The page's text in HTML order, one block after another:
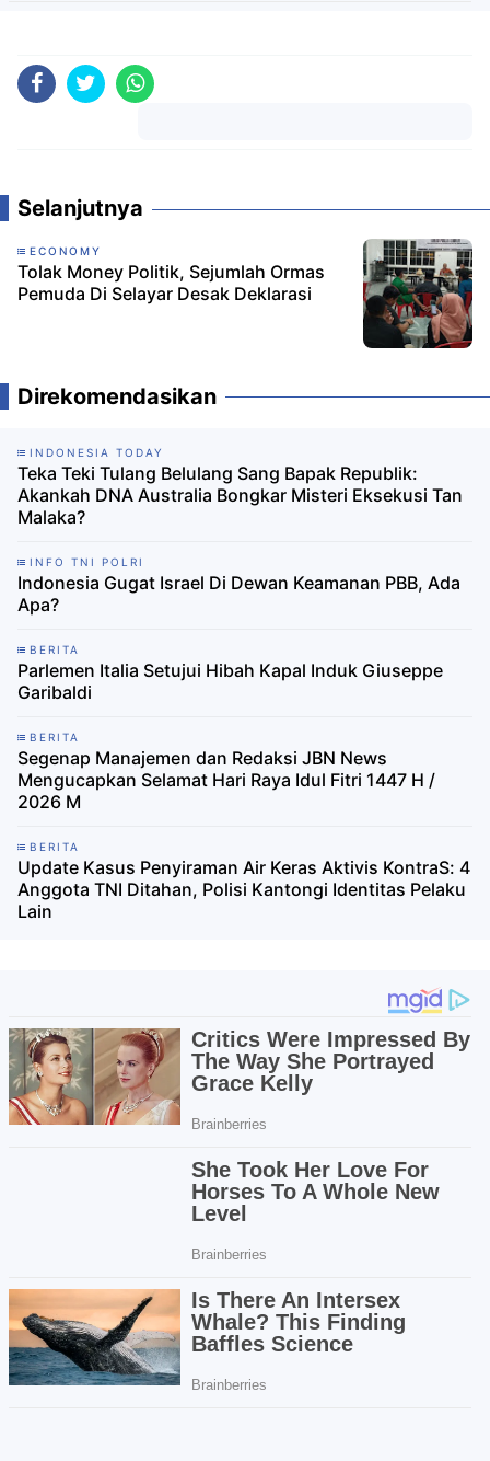
Selanjutnya
ECONOMY
Tolak Money Politik, Sejumlah Ormas
Pemuda Di Selayar Desak Deklarasi
Direkomendasikan
INDONESIA TODAY
Teka Teki Tulang Belulang Sang Bapak Republik:
Akankah DNA Australia Bongkar Misteri Eksekusi Tan
Malaka?
INFO TNI POLRI
Indonesia Gugat Israel Di Dewan Keamanan PBB, Ada
Apa?
BERITA
Parlemen Italia Setujui Hibah Kapal Induk Giuseppe
Garibaldi
BERITA
Segenap Manajemen dan Redaksi JBN News
Mengucapkan Selamat Hari Raya Idul Fitri 1447 H /
2026 M
BERITA
Update Kasus Penyiraman Air Keras Aktivis KontraS: 4
Anggota TNI Ditahan, Polisi Kantongi Identitas Pelaku
Lain